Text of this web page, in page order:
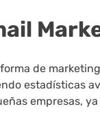
de
estadísticas
empresas,